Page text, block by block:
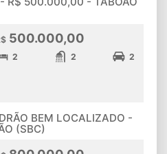
500.000,00
2 2 2
BEM LOCALIZADO -
(SBC)